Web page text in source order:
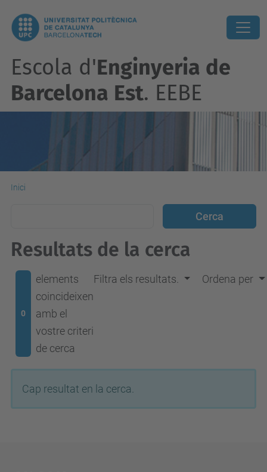
Escola d'Enginyeria de
Barcelona Est. EEBE
Inici
Resultats de la cerca
0
elements
coincideixen
amb el
vostre criteri
de cerca
Filtra els resultats. Ordena per
Cap resultat en la cerca.